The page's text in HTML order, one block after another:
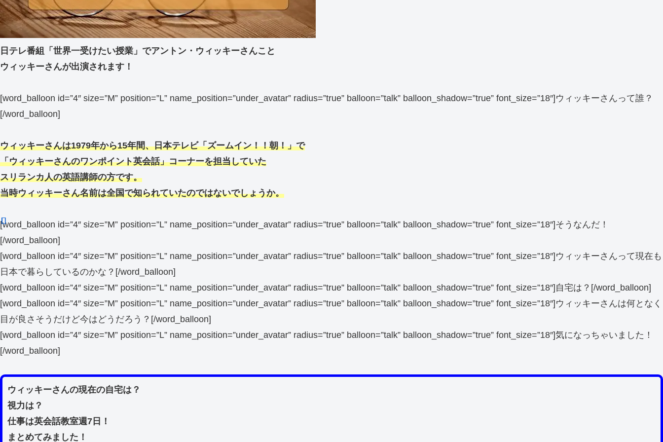
日テレ番組「世界一受けたい授業」でアントン・ウィッキーさんこと
ウィッキーさんが出演されます！
[word_balloon id=”4″ size=”M” position=”L” name_position=”under_avatar” radius=”true” balloon=”talk” balloon_shadow=”true” font_size=”18″]ウィッキーさんって誰？
[/word_balloon]
ウィッキーさんは1979年から15年間、日本テレビ「ズームイン！！朝！」で
「ウィッキーさんのワンポイント英会話」コーナーを担当していた
スリランカ人の英語講師の方です。
当時ウィッキーさん名前は全国で知られていたのではないでしょうか。
[word_balloon id=”4″ size=”M” position=”L” name_position=”under_avatar” radius=”true” balloon=”talk” balloon_shadow=”true” font_size=”18″]そうなんだ！
[/word_balloon]
[word_balloon id=”4″ size=”M” position=”L” name_position=”under_avatar” radius=”true” balloon=”talk” balloon_shadow=”true” font_size=”18″]ウィッキーさんって現在も
日本で暮らしているのかな？[/word_balloon]
[word_balloon id=”4″ size=”M” position=”L” name_position=”under_avatar” radius=”true” balloon=”talk” balloon_shadow=”true” font_size=”18″]自宅は？[/word_balloon]
[word_balloon id=”4″ size=”M” position=”L” name_position=”under_avatar” radius=”true” balloon=”talk” balloon_shadow=”true” font_size=”18″]ウィッキーさんは何となく
目が良さそうだけど今はどうだろう？[/word_balloon]
[word_balloon id=”4″ size=”M” position=”L” name_position=”under_avatar” radius=”true” balloon=”talk” balloon_shadow=”true” font_size=”18″]気になっちゃいました！
[/word_balloon]
ウィッキーさんの現在の自宅は？
視力は？
仕事は英会話教室週7日！
まとめてみました！